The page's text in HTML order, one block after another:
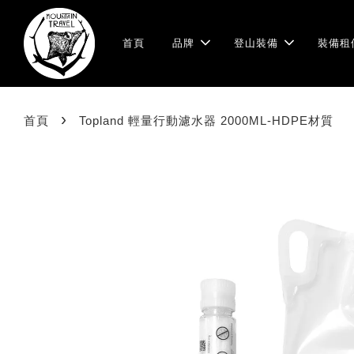
首頁 品牌 登山裝備 裝備租
首頁 › Topland 輕量行動濾水器 2000ML-HDPE材質